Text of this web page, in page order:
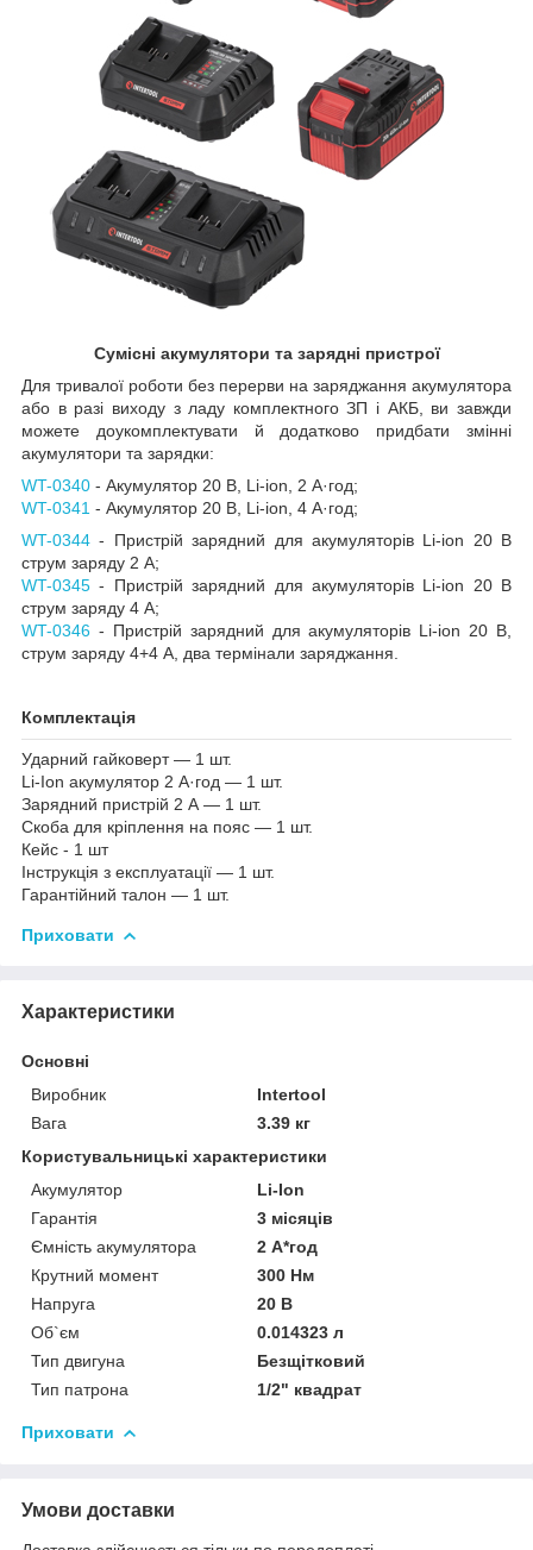
Сумісні акумулятори та зарядні пристрої
Для тривалої роботи без перерви на заряджання акумулятора
або в разі виходу з ладу комплектного ЗП і АКБ, ви завжди
можете доукомплектувати й додатково придбати змінні
акумулятори та зарядки:
WT-0340 - Акумулятор 20 В, Li-ion, 2 А·год;
WT-0341 - Акумулятор 20 В, Li-ion, 4 А·год;
WT-0344 - Пристрій зарядний для акумуляторів Li-ion 20 В
струм заряду 2 А;
WT-0345 - Пристрій зарядний для акумуляторів Li-ion 20 В
струм заряду 4 А;
WT-0346 - Пристрій зарядний для акумуляторів Li-ion 20 В,
струм заряду 4+4 А, два термінали заряджання.
Комплектація
Ударний гайковерт — 1 шт.
Li-Ion акумулятор 2 А·год — 1 шт.
Зарядний пристрій 2 А — 1 шт.
Скоба для кріплення на пояс — 1 шт.
Кейс - 1 шт
Інструкція з експлуатації — 1 шт.
Гарантійний талон — 1 шт.
Приховати
Характеристики
Основні
Виробник
Intertool
Вага
3.39 кг
Користувальницькі характеристики
Акумулятор
Li-Ion
Гарантія
3 місяців
Ємність акумулятора
2 А*год
Крутний момент
300 Нм
Напруга
20 В
Об`єм
0.014323 л
Тип двигуна
Безщітковий
Тип патрона
1/2" квадрат
Приховати
Умови доставки